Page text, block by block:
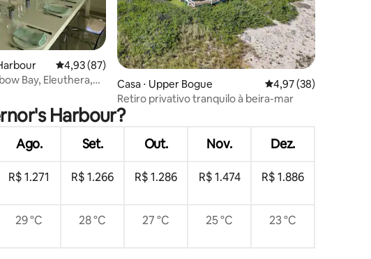
40 avaliações4,93 de uma avaliação média de 5, 87 avaliações
4,93 (87)
Bay, Eleuthera,
Casa ⋅ Upper Bogue 4,97 de uma
4,97 (38)
Retiro privativo tranquilo à beira-mar
Harbour?
Ago. Set. Out. Nov. Dez.
R$ 1.271 R$ 1.266 R$ 1.286 R$ 1.474 R$ 1.886
29 °C 28 °C 27 °C 25 °C 23 °C